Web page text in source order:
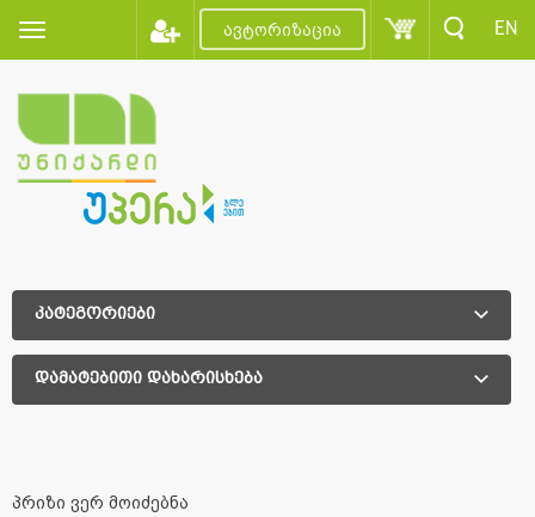
ავტორიზაცია EN
კატეგორიები
დამატებითი დახარისხება
პრიზი ვერ მოიძებნა